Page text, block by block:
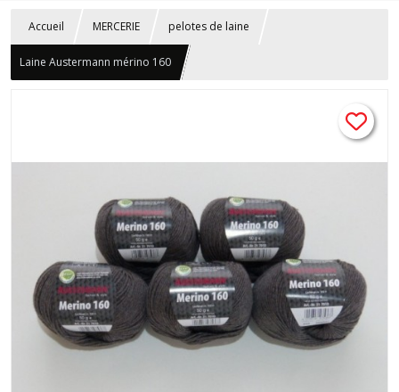
Accueil MERCERIE pelotes de laine
Laine Austermann mérino 160